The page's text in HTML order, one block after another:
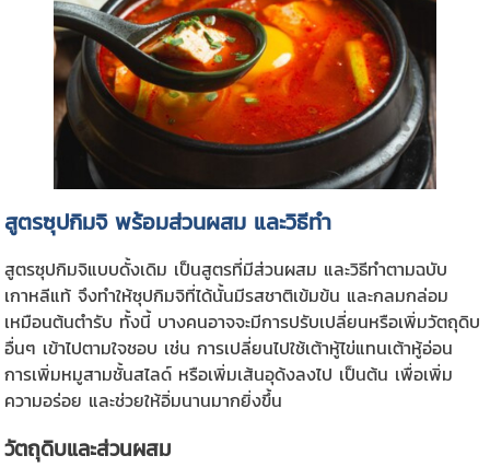
สูตรซุปกิมจิ พร้อมส่วนผสม และวิธีทำ
สูตรซุปกิมจิแบบดั้งเดิม เป็นสูตรที่มีส่วนผสม และวิธีทำตามฉบับ
เกาหลีแท้ จึงทำให้ซุปกิมจิที่ได้นั้นมีรสชาติเข้มข้น และกลมกล่อม
เหมือนต้นตำรับ ทั้งนี้ บางคนอาจจะมีการปรับเปลี่ยนหรือเพิ่มวัตถุดิบ
อื่นๆ เข้าไปตามใจชอบ เช่น การเปลี่ยนไปใช้เต้าหู้ไข่แทนเต้าหู้อ่อน
การเพิ่มหมูสามชั้นสไลด์ หรือเพิ่มเส้นอุด้งลงไป เป็นต้น เพื่อเพิ่ม
ความอร่อย และช่วยให้อิ่มนานมากยิ่งขึ้น
วัตถุดิบและส่วนผสม